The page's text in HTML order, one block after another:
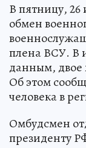
В пятницу, 26
обмен
плена ВСУ. В
данным, двое
Об этом
человека в
Омбудсмен
президенту